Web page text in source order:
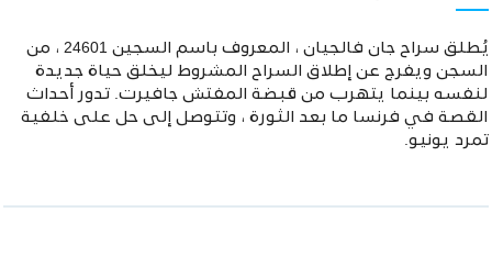
يُطلق سراح جان فالجيان ، المعروف باسم السجين 24601 ، من
السجن ويفرج عن إطلاق السراح المشروط ليخلق حياة جديدة
لنفسه بينما يتهرب من قبضة المفتش جافيرت. تدور أحداث
القصة في فرنسا ما بعد الثورة ، وتتوصل إلى حل على خلفية
تمرد يونيو.